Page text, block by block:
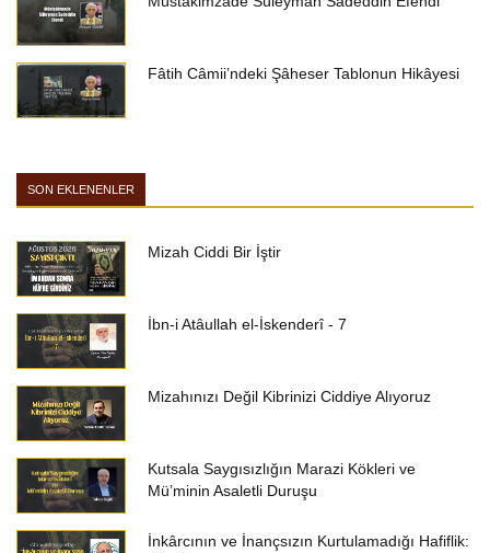
Fâtih Câmii’ndeki Şâheser Tablonun Hikâyesi
SON EKLENENLER
Mizah Ciddi Bir İştir
İbn-i Atâullah el-İskenderî - 7
Mizahınızı Değil Kibrinizi Ciddiye Alıyoruz
Kutsala Saygısızlığın Marazi Kökleri ve
Mü’minin Asaletli Duruşu
İnkârcının ve İnançsızın Kurtulamadığı Hafiflik: